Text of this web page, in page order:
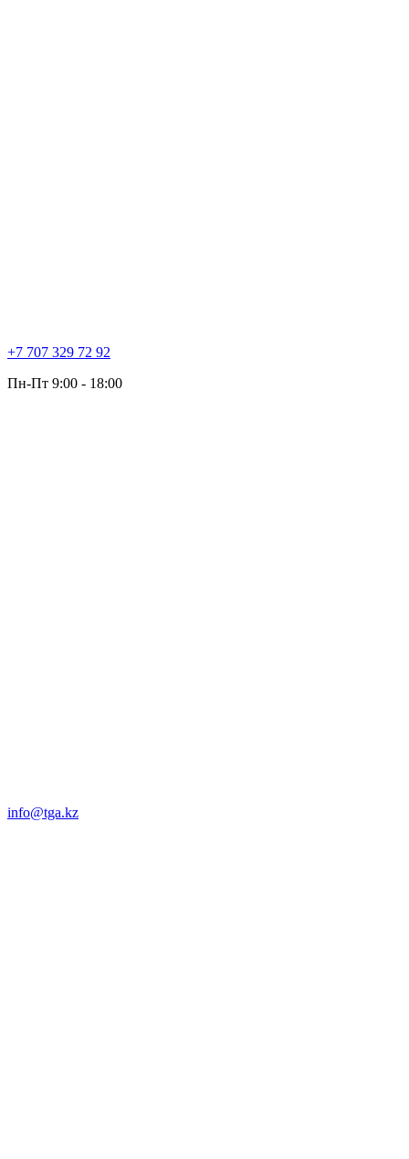
+7 707 329 72 92
Пн-Пт 9:00 - 18:00
info@tga.kz